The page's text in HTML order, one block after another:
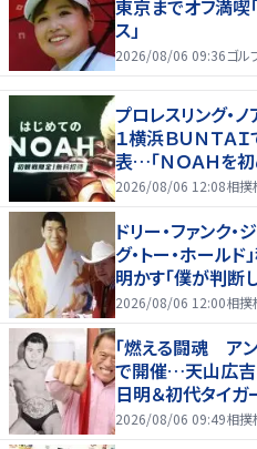
東京までオフ満喫
ス」
2026/08/06 09:36ゴル
プロレスリング・ノ
１横浜ＢＵＮＴＡ
表…「ＮＯＡＨを
2026/08/06 12:08相撲
ドリー・ファンク
グ・トー・ホール
明かす「僕が判断
2026/08/06 12:00相撲
「燃える闘魂 ア
で開催…天山広吉
日明＆初代タイガ
７まで
2026/08/06 09:49相撲